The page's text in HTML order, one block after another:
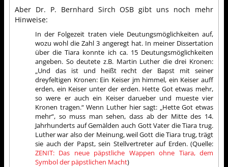
Aber Dr. P. Bernhard Sirch OSB gibt uns noch mehr
Hinweise:
In der Folgezeit traten viele Deutungsmöglichkeiten auf,
wozu wohl die Zahl 3 angeregt hat. In meiner Dissertation
über die Tiara konnte ich ca. 15 Deutungsmöglichkeiten
angeben. So deutete z.B. Martin Luther die drei Kronen:
„Und das ist und heißt recht der Bapst mit seiner
dreyfeltigen Kronen: Ein Keiser jm himmel, ein Keiser auff
erden, ein Keiser unter der erden. Hette Got etwas mehr,
so were er auch ein Keiser darueber und mueste vier
Kronen tragen.“ Wenn Luther hier sagt: „Hette Got etwas
mehr“, so muss man sehen, dass ab der Mitte des 14.
Jahrhunderts auf Gemälden auch Gott Vater die Tiara trug.
Luther war also der Meinung, weil Gott die Tiara trug, trägt
sie auch der Papst, sein Stellvertreter auf Erden. (Quelle:
ZENIT: Das neue päpstliche Wappen ohne Tiara, dem
Symbol der päpstlichen Macht)